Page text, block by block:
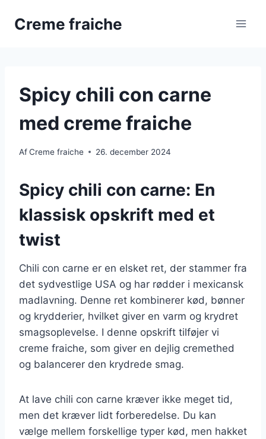
Creme fraiche
Spicy chili con carne
med creme fraiche
AfCreme fraiche 26. december 2024
Spicy chili con carne: En
klassisk opskrift med et
twist
Chili con carne er en elsket ret, der stammer fra
det sydvestlige USA og har rødder i mexicansk
madlavning. Denne ret kombinerer kød, bønner
og krydderier, hvilket giver en varm og krydret
smagsoplevelse. I denne opskrift tilføjer vi
creme fraiche, som giver en dejlig cremethed
og balancerer den krydrede smag.
At lave chili con carne kræver ikke meget tid,
men det kræver lidt forberedelse. Du kan
vælge mellem forskellige typer kød, men hakket